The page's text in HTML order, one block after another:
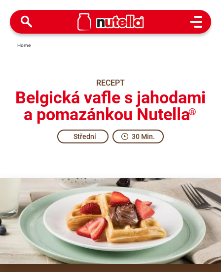
Open
Home
RECEPT
Belgická vafle s jahodami
a pomazánkou Nutella®
Střední 30 Min.